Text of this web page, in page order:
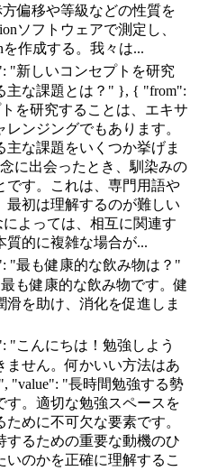
偏移や等級などの性質を
ソフトウェアで測定し、
作成する。我々は...
"新しいコンセプトを研究
主な課題とは？" }, { "from":
を研究することは、エキサ
ンジングでもあります。
主な課題をいくつか挙げま
に出会ったとき、馴染みの
です。これは、専門用語や
最初は理解するのが難しい
よっては、相互に関連す
質的に複雑な場合が...
"最も健康的な飲み物は？"
も健康的な飲み物です。健
を助け、消化を促進しま
"こんにちは！勉強しよう
ません。何かいい方法はあ
"value": "長時間勉強する勢
す。適切な勉強スペースを
めに不可欠な要素です。
するための重要な動機のひ
のかを正確に理解するこ